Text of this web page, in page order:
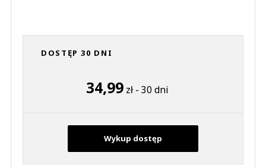
DOSTĘP 30 DNI
34,99 zł - 30 dni
Wykup dostęp